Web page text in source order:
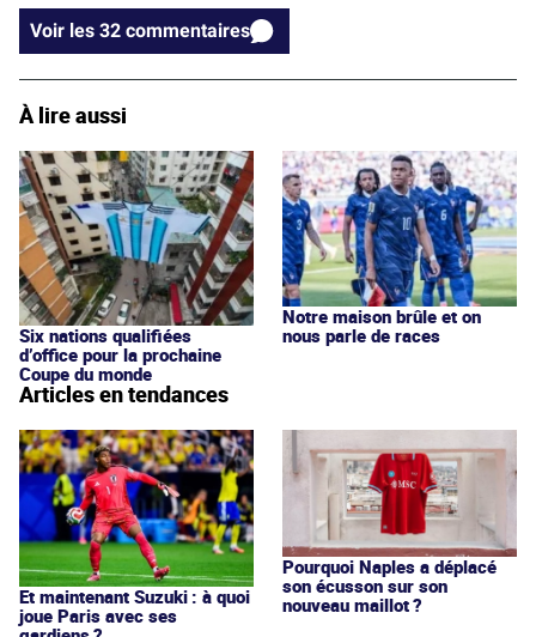
Voir les 32 commentaires
À lire aussi
Six nations qualifiées
d’office pour la prochaine
Coupe du monde
Notre maison brûle et on
nous parle de races
Articles en tendances
Et maintenant Suzuki : à quoi
joue Paris avec ses
Pourquoi Naples a déplacé
son écusson sur son
nouveau maillot ?